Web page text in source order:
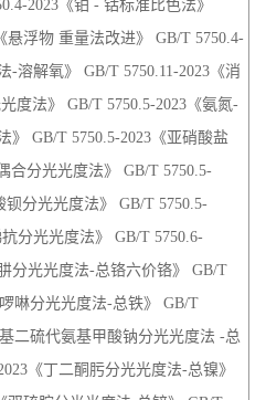
2023《铂 - 钴标准比色法》
悬浮物 重量法改进》 GB/T 5750.4-
-溶解氧》 GB/T 5750.11-2023《消
度法》 GB/T 5750.5-2023《氨氮-
》 GB/T 5750.5-2023《亚硝酸盐
合分光光度法》 GB/T 5750.5-
钡分光光度法》 GB/T 5750.5-
分光光度法》 GB/T 5750.6-
分光光度法-总铬六价铬》 GB/T
啉分光光度法-总铁》 GB/T
二硫代氨基甲酸钠分光光度法 -总
《丁二酮肟分光光度法-总镍》